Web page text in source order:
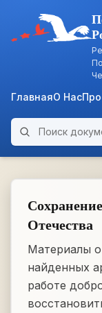
ARCHIVE
ГлавнаяО Нас
Поиск по архиву
Отечества
Материалы
найденных
работе